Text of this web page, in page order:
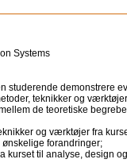
Systems
studerende demonstrere
teknikker og
de teoretiske
og værktøjer fra
forandringer;
til analyse, design